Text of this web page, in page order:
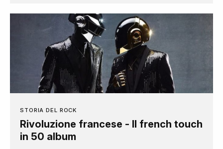
STORIA DEL ROCK
Rivoluzione francese - Il french touch
in 50 album